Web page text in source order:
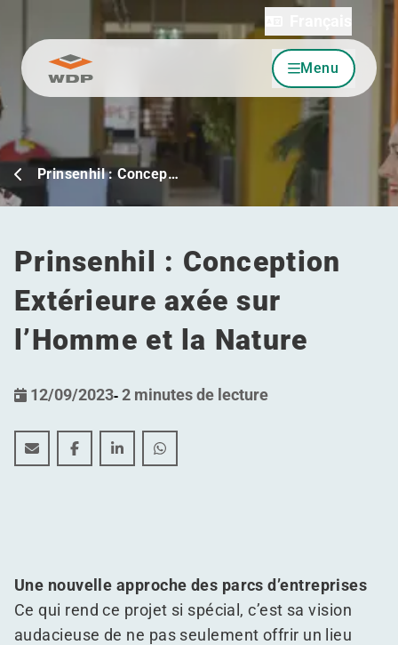
Allez au contenu Menu
Prinsenhil : Concep…
Prinsenhil : Conception
Extérieure axée sur
l’Homme et la Nature
12/09/2023-2 minutes de lecture
Prinsenhil : Conception Extérieure axée sur l'Homme
Prinsenhil : Conception Extérieure axée sur
Prinsenhil : Conception Extérieure axée
Prinsenhil : Conception Extérieure
Une nouvelle approche des parcs d’entreprises
Ce qui rend ce projet si spécial, c’est sa vision
audacieuse de ne pas seulement offrir un lieu